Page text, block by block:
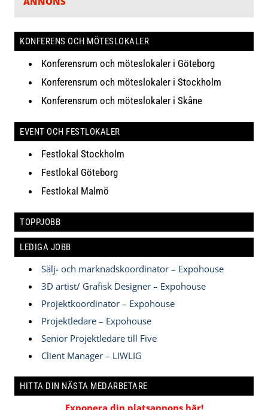
KONFERENS OCH MÖTESLOKALER
Konferensrum och möteslokaler i Göteborg
Konferensrum och möteslokaler i Stockholm
Konferensrum och möteslokaler i Skåne
EVENT OCH FESTLOKALER
Festlokal Stockholm
Festlokal Göteborg
Festlokal Malmö
TOPPJOBB
LEDIGA JOBB
Sälj- och marknadskoordinator – Expohouse
3D artist/ Grafisk Designer – Expohouse
Projektkoordinator – Expohouse
Projektledare – Expohouse
Senior Projektledare till Five
Client Manager – LIWLIG
HITTA DIN NÄSTA MEDARBETARE